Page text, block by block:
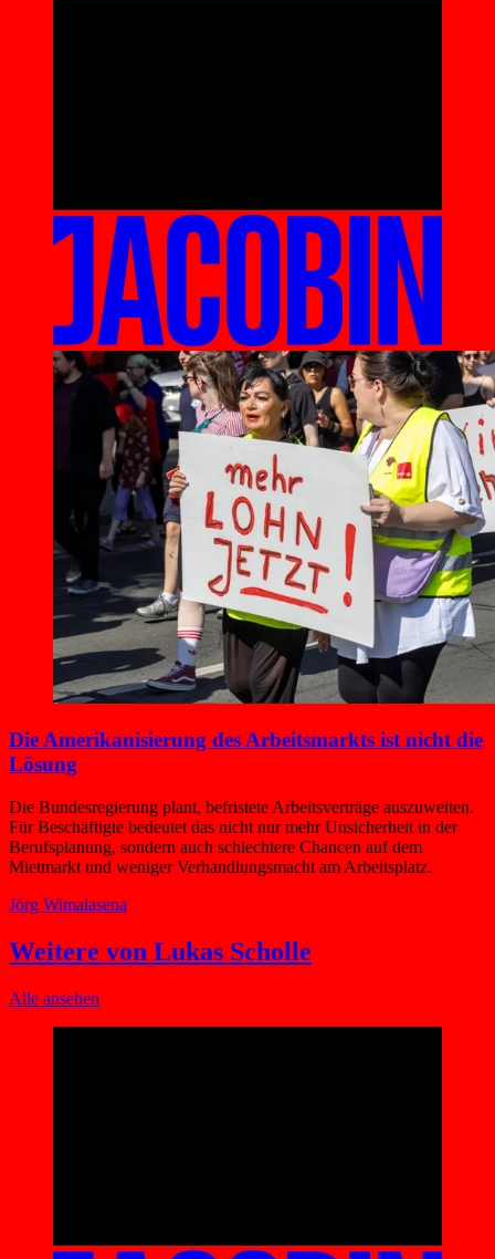
Die Amerikanisierung des Arbeitsmarkts ist nicht die
Lösung
Die Bundesregierung plant, befristete Arbeitsverträge auszuweiten.
Für Beschäftigte bedeutet das nicht nur mehr Unsicherheit in der
Berufsplanung, sondern auch schlechtere Chancen auf dem
Mietmarkt und weniger Verhandlungsmacht am Arbeitsplatz.
Jörg Wimalasena
Weitere von Lukas Scholle
Alle ansehen